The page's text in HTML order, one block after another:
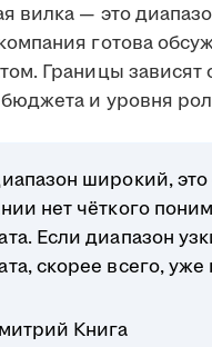
вилка — это
готова
Границы зависят
и уровня
широкий, это
нет чёткого
Если диапазон
скорее всего, уже
Книга